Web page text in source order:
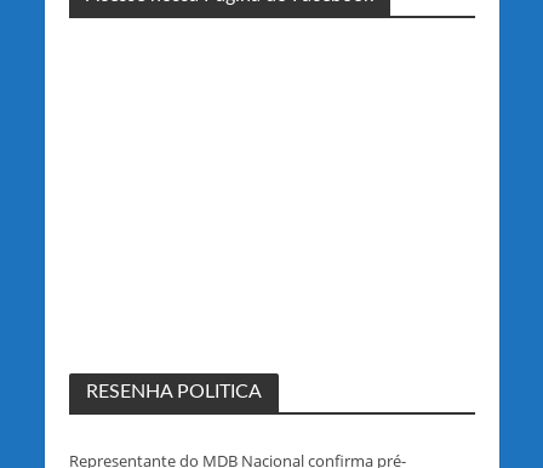
RESENHA POLITICA
Representante do MDB Nacional confirma pré-